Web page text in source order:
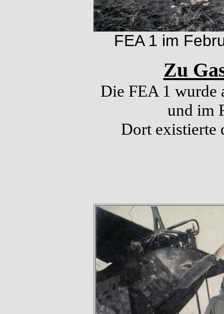
FEA 1 im
Zu
Die FEA 1 wurde
und im
Dort existierte